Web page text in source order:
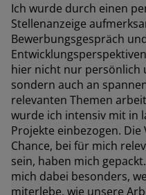
Ich wurde durch einen
Stellenanzeige
Bewerbungsgespräch
hier nicht nur persönlich
sondern auch an
relevanten Themen
wurde ich intensiv mit in
Projekte einbezogen.
Chance, bei für mich
sein, haben mich
mich dabei besonders,
miterlebe, wie unsere